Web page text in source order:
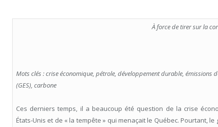
À force de tirer sur la
Mots clés : crise économique, pétrole, développement durable, émissions
(GES), carbone
Ces derniers temps, il a beaucoup été question de la crise
États-Unis et de « la tempête » qui menaçait le Québec. Pourtant,